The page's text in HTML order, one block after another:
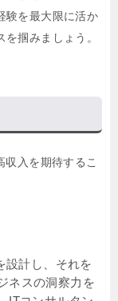
験を最大限に活か
掴みましょう。
入を期待するこ
設計し、それを
ネスの洞察力を